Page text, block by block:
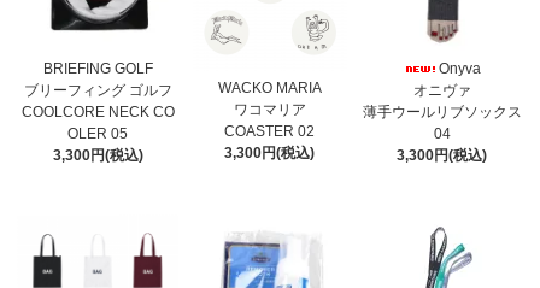
BRIEFING GOLF
ブリーフィング ゴルフ
COOLCORE NECK CO
OLER 05
3,300円(税込)
WACKO MARIA
ワコマリア
COASTER 02
3,300円(税込)
Onyva
オニヴァ
薄手ウールリブソックス
04
3,300円(税込)